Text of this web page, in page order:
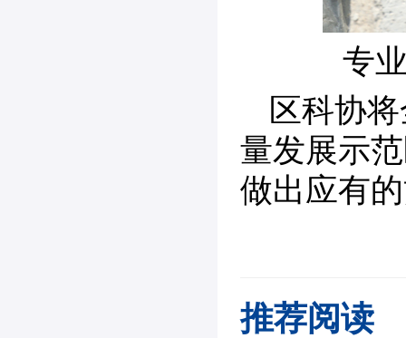
专
区科协
量发展示
做出应有
推荐阅读